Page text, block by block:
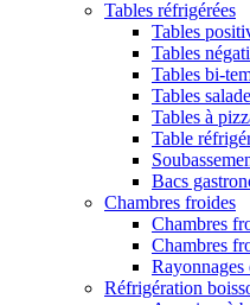
Tables réfrigérées
Tables
Tables
Tables bi-
Tables
Tables à
Table
Bacs
Chambres froides
Chambres
Chambres
Réfrigération